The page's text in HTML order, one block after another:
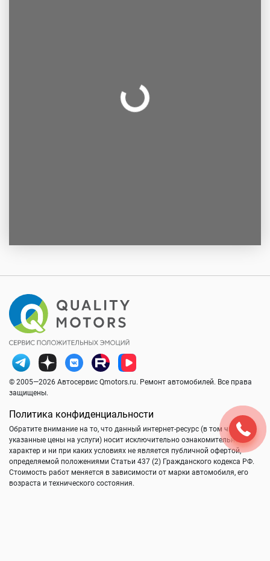
© 2005—2026 Автосервис Qmotors.ru. Ремонт автомобилей. Все права
защищены.
Политика конфиденциальности
Обратите внимание на то, что данный интернет-ресурс (в том числе
указанные цены на услуги) носит исключительно ознакомительный
характер и ни при каких условиях не является публичной офертой,
определяемой положениями Статьи 437 (2) Гражданского кодекса РФ.
Стоимость работ меняется в зависимости от марки автомобиля, его
возраста и технического состояния.